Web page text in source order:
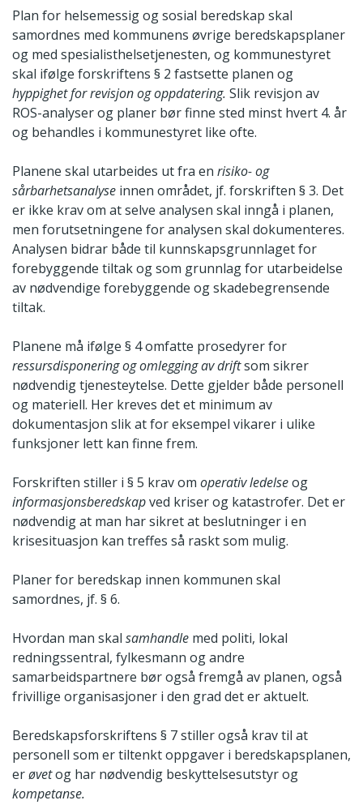
Plan for helsemessig og sosial beredskap skal
samordnes med kommunens øvrige beredskapsplaner
og med spesialisthelsetjenesten, og kommunestyret
skal ifølge forskriftens § 2 fastsette planen og
hyppighet forrevisjon og oppdatering. Slik revisjon av
ROS-analyser og planer bør finne sted minst hvert 4. år
og behandles i kommunestyret like ofte.
Planene skal utarbeides ut fra en risiko- og
sårbarhetsanalyse innen området, jf. forskriften § 3. Det
er ikke krav om at selve analysen skal inngå i planen,
men forutsetningene for analysen skal dokumenteres.
Analysen bidrar både til kunnskapsgrunnlaget for
forebyggende tiltak og som grunnlag for utarbeidelse
av nødvendige forebyggende og skadebegrensende
tiltak.
Planene må ifølge § 4 omfatte prosedyrer for
ressursdisponering og omlegging av driftsom sikrer
nødvendig tjenesteytelse. Dette gjelder både personell
og materiell. Her kreves det et minimum av
dokumentasjon slik at for eksempel vikarer i ulike
funksjoner lett kan finne frem.
Forskriften stiller i § 5 krav om operativ ledelseog
informasjonsberedskapved kriser og katastrofer. Det er
nødvendig at man har sikret at beslutninger i en
krisesituasjon kan treffes så raskt som mulig.
Planer for beredskap innen kommunen skal
samordnes, jf. § 6.
Hvordan man skal samhandle med politi, lokal
redningssentral, fylkesmann og andre
samarbeidspartnere bør også fremgå av planen, også
frivillige organisasjoner i den grad det er aktuelt.
Beredskapsforskriftens § 7 stiller også krav til at
personell som er tiltenkt oppgaver i beredskapsplanen,
erøvetog har nødvendig beskyttelsesutstyr og
kompetanse.